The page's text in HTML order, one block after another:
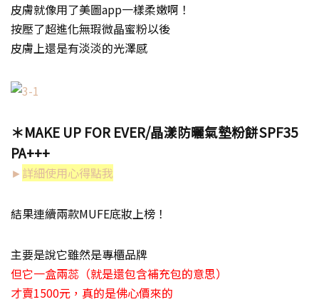
皮膚就像用了美圖app一樣柔嫩啊！
按壓了超進化無瑕微晶蜜粉以後
皮膚上還是有淡淡的光澤感
＊MAKE UP FOR EVER/晶漾防曬氣墊粉餅SPF35
PA+++
► 詳細使用心得點我
結果連續兩款MUFE底妝上榜！
主要是說它雖然是專櫃品牌
但它一盒兩蕊（就是還包含補充包的意思）
才賣1500元，真的是佛心價來的